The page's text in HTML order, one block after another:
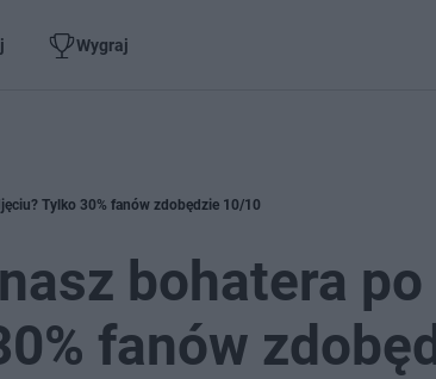
Wygraj
Tylko 30% fanów zdobędzie 10/10
bohatera po
fanów